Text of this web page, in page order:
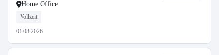
Home Office
Vollzeit
01.08.2026